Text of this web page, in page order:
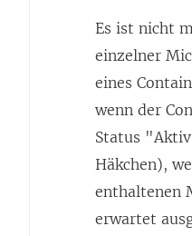
Es ist nicht
einzelner
eines
wenn der
Status
Häkchen),
enthaltenen
erwartet